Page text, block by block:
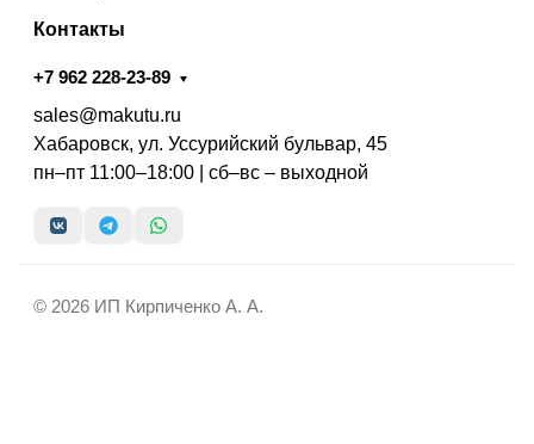
Контакты
+7 962 228-23-89
sales@makutu.ru
Хабаровск, ул. Уссурийский бульвар, 45
пн–пт 11:00–18:00 | сб–вс – выходной
© 2026 ИП Кирпиченко А. А.